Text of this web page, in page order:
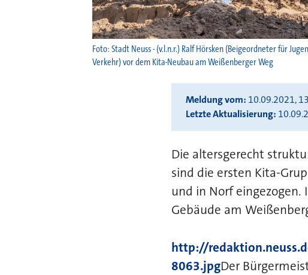
Foto: Stadt Neuss - (v.l.n.r.) Ralf Hörsken (Beigeordneter für
Verkehr) vor dem Kita-Neubau am Weißenberger Weg
Meldung vom 10.09.2021,
Letzte Aktualisierung
Die altersgerecht
sind die ersten Kita-
und in Norf
Gebäude am
http://
8063.jpgDer